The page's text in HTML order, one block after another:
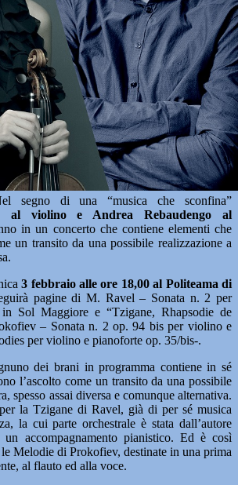
segno di una “musica che sconfina”
al violino e Andrea Rebaudengo al
in un concerto che contiene elementi che
un transito da una possibile realizzazione a
3 febbraio alle ore 18,00 al Politeama di
pagine di M. Ravel – Sonata n. 2 per
Sol Maggiore e “Tzigane, Rhapsodie de
– Sonata n. 2 op. 94 bis per violino e
per violino e pianoforte op. 35/bis-.
dei brani in programma contiene in sé
l’ascolto come un transito da una possibile
spesso assai diversa e comunque alternativa.
la Tzigane di Ravel, già di per sé musica
la cui parte orchestrale è stata dall’autore
un accompagnamento pianistico. Ed è così
le Melodie di Prokofiev, destinate in una prima
al flauto ed alla voce.